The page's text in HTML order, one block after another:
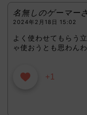
名無しのゲーマー
2024年2月18日 15:02
よく使わせてもらう
ゃ使おうとも思わんわ
+1